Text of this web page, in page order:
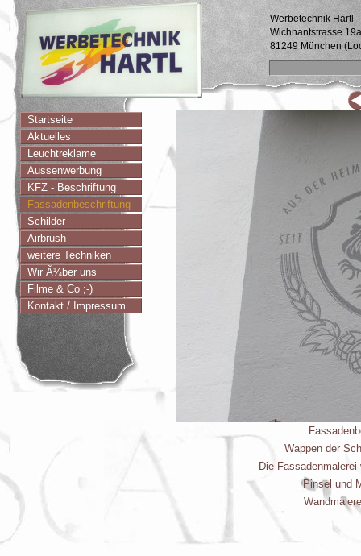
Startseite
Aktuelles
Leuchtreklame
Aussenwerbung
KFZ - Beschriftung
Fassadenbeschriftung
Schilder
Airbrush
weitere Techniken
Wir Ã¼ber uns
Filme & Co ;-)
Kontakt / Impressum
Werbetechnik Hartl
Wichnantstrasse 19a
81249 München
Wappen der
Die
Pinsel und